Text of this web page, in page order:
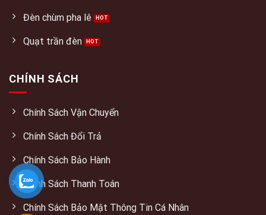
Đèn chùm pha lê
Quạt trần đèn
CHÍNH SÁCH
Chính Sách Vận Chuyển
Chính Sách Đổi Trả
Chính Sách Bảo Hành
Chinh Sách Thanh Toán
Chính Sách Bảo Mật Thông Tin Cá Nhân